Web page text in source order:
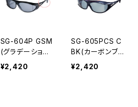
SG-604P GSM
(グラデーション
スモーク) パー
ツ 左テンプル
¥2,420
SG-605PCS C
BK(カーボンブ
ラック) パーツ
右テンプル
¥2,420